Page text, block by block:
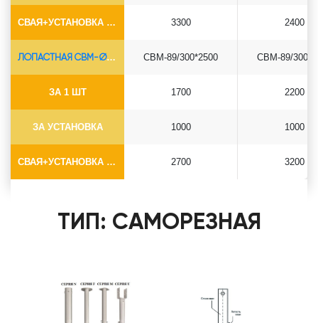
СВАЯ+УСТАНОВКА (БЕЗ ОГОЛОВКА) 3300 2400
ЛОПАСТНАЯ СВМ-Ø89*6.5
ЗА 1 ШТ
ЗА УСТАНОВКА
СВАЯ+УСТАНОВКА (БЕЗ ОГОЛОВКА)
СВМ-89/300*2500
1700
1000
2700
СВМ-89/
2200
1000
3200
ТИП: САМОРЕЗНАЯ